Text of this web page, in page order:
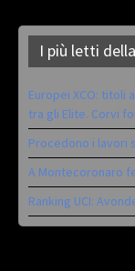
I più letti
Europei XCO: titoli
tra gli Elite. Corvi
Procedono i lavori
A Montecoronaro
Ranking UCI: